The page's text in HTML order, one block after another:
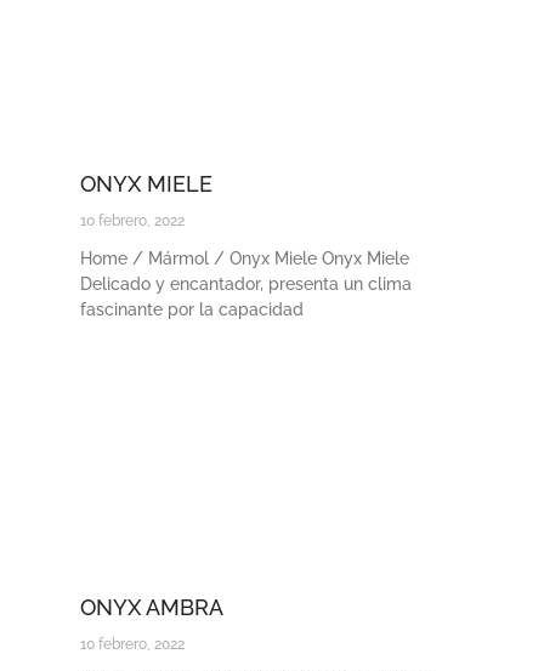
ONYX MIELE
10 febrero, 2022
Home / Mármol / Onyx Miele Onyx Miele
Delicado y encantador, presenta un clima
fascinante por la capacidad
ONYX AMBRA
10 febrero, 2022